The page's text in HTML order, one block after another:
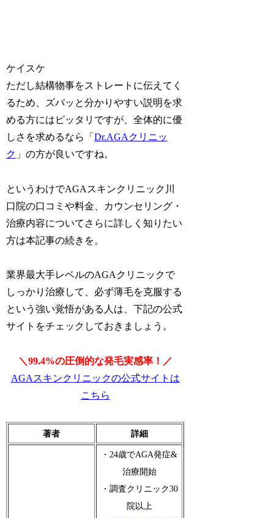
ケイスケ
ただし結構物事をストレートに伝えてく
るため、ズバッと分かりやすい説明を求
める方にはピッタリですが、全体的に優
しさを求めるなら「Dr.AGAクリニッ
ク 」の方が良いですね。
というわけでAGAスキンクリニック川
口院の口コミや料金、カウンセリング・
治療内容についてさらに詳しく知りたい
方は本記事の続きを。
業界最大手レベルのAGAクリニックで
しっかり治療して、必ず薄毛を克服する
という強い覚悟がある人は、下記の公式
サイトをチェックしておきましょう。
＼99.4%の圧倒的な発毛実感率！／
AGAスキンクリニックの公式サイトは
こちら
著者 詳細
・24歳でAGA発症&
治療開始
・調査クリニック30
院以上